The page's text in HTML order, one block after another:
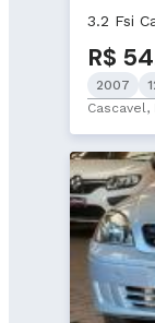
3.2 Fsi
R$
2007
Cascavel,